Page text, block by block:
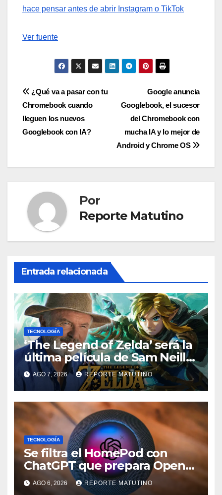
hace pensar antes de abrir Instagram o TikTok
Ver fuente
Navegación
de
entradas
Google anuncia
Googlebook, el sucesor
del Chromebook con
mucha IA y lo mejor de
Android y Chrome OS
¿Qué va a pasar con tu
Chromebook cuando
lleguen los nuevos
Googlebook con IA?
Por
Reporte Matutino
Entrada relacionada
TECNOLOGÍA
‘The Legend of Zelda’ será la
última película de Sam Neill…
que ya tiene villano
confirmado
AGO 7, 2026 REPORTE MATUTINO
TECNOLOGÍA
Se filtra el HomePod con
ChatGPT que prepara OpenAI
y su diseño es una locura
AGO 6, 2026 REPORTE MATUTINO